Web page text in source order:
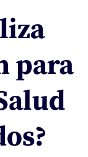
para